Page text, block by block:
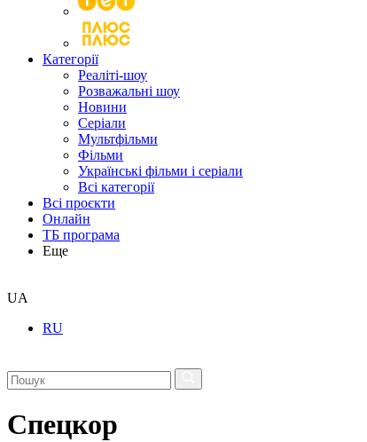
Категорії
Реаліті-шоу
Розважальні шоу
Новини
Серіали
Мультфільми
Фільми
Українські фільми і серіали
Всі категорії
Всі проєкти
Онлайн
ТБ програма
Еще
UA
RU
Спецкор